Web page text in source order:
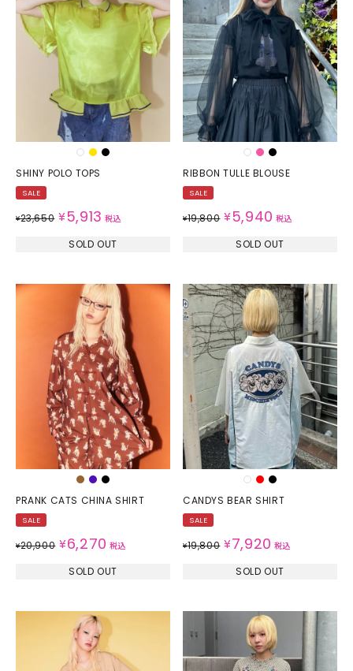
SHINY POLO TOPS
SALE
¥23,650 ¥ 5,913 税込
SOLD OUT
RIBBON TULLE BLOUSE
SALE
¥19,800 ¥ 5,940 税込
SOLD OUT
PRANK CATS CHINA SHIRT
SALE
¥20,900 ¥6,270 税込
SOLD OUT
CANDYS BEAR SHIRT
SALE
¥19,800 ¥7,920 税込
SOLD OUT